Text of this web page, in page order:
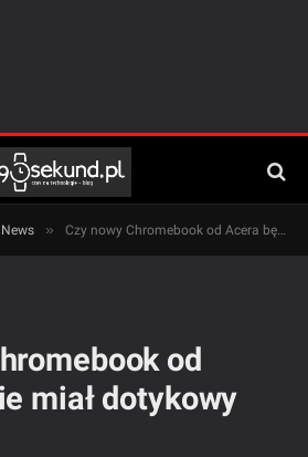
News » Czy nowy Chromebook od Acera będzie miał dotykowy ekran?
od
miał dotykowy